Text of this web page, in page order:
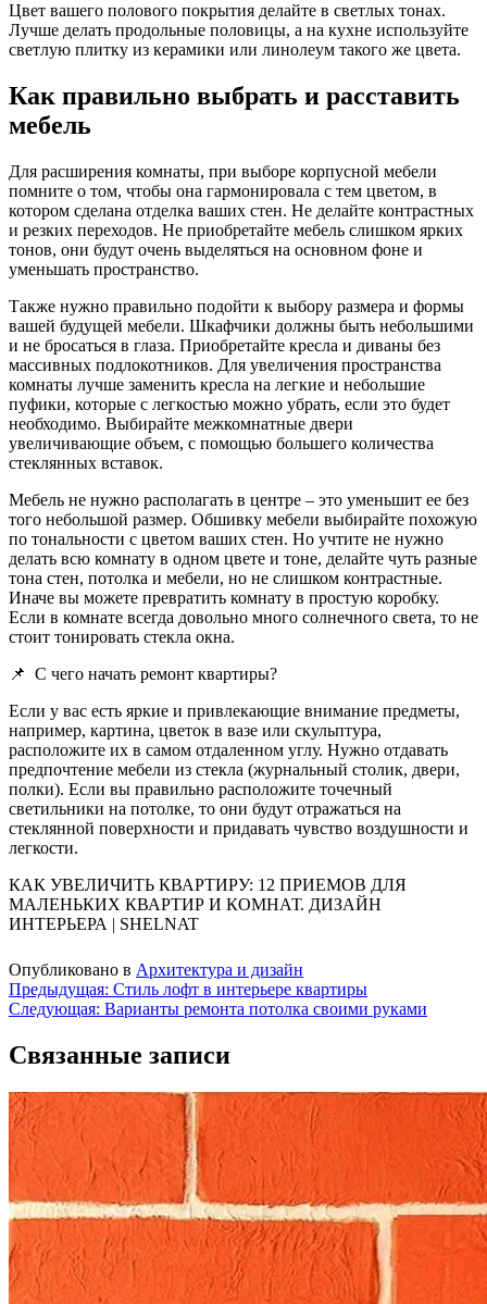
Цвет вашего полового покрытия делайте в светлых тонах.
Лучше делать продольные половицы, а на кухне используйте
светлую плитку из керамики или линолеум такого же цвета.
Как правильно выбрать и расставить
мебель
Для расширения комнаты, при выборе корпусной мебели
помните о том, чтобы она гармонировала с тем цветом, в
котором сделана отделка ваших стен. Не делайте контрастных
и резких переходов. Не приобретайте мебель слишком ярких
тонов, они будут очень выделяться на основном фоне и
уменьшать пространство.
Также нужно правильно подойти к выбору размера и формы
вашей будущей мебели. Шкафчики должны быть небольшими
и не бросаться в глаза. Приобретайте кресла и диваны без
массивных подлокотников. Для увеличения пространства
комнаты лучше заменить кресла на легкие и небольшие
пуфики, которые с легкостью можно убрать, если это будет
необходимо. Выбирайте межкомнатные двери
увеличивающие объем, с помощью большего количества
стеклянных вставок.
Мебель не нужно располагать в центре – это уменьшит ее без
того небольшой размер. Обшивку мебели выбирайте похожую
по тональности с цветом ваших стен. Но учтите не нужно
делать всю комнату в одном цвете и тоне, делайте чуть разные
тона стен, потолка и мебели, но не слишком контрастные.
Иначе вы можете превратить комнату в простую коробку.
Если в комнате всегда довольно много солнечного света, то не
стоит тонировать стекла окна.
📌 С чего начать ремонт квартиры?
Если у вас есть яркие и привлекающие внимание предметы,
например, картина, цветок в вазе или скульптура,
расположите их в самом отдаленном углу. Нужно отдавать
предпочтение мебели из стекла (журнальный столик, двери,
полки). Если вы правильно расположите точечный
светильники на потолке, то они будут отражаться на
стеклянной поверхности и придавать чувство воздушности и
легкости.
КАК УВЕЛИЧИТЬ КВАРТИРУ: 12 ПРИЕМОВ ДЛЯ
МАЛЕНЬКИХ КВАРТИР И КОМНАТ. ДИЗАЙН
ИНТЕРЬЕРА | SHELNAT
Опубликовано в Архитектура и дизайн
Навигация
по
записям
Предыдущая: Стиль лофт в интерьере квартиры
Следующая: Варианты ремонта потолка своими руками
Связанные записи